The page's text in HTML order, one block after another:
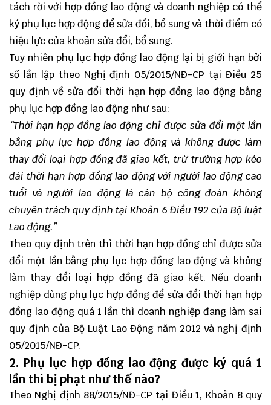
tách rời với hợp đồng lao động và doanh nghiệp có thể
ký phụ lục hợp động để sửa đổi, bổ sung và thời điểm có
hiệu lực của khoản sửa đổi, bổ sung.
Tuy nhiên phụ lục hợp đồng lao động lại bị giới hạn bởi
số lần lập theo Nghị định 05/2015/NĐ-CP tại Điều 25
quy định về sửa đổi thời hạn hợp đồng lao động bằng
phụ lục hợp đồng lao động như sau:
“Thời hạn hợp đồng lao động chỉ được sửa đổi một lần
bằng phụ lục hợp đồng lao động và không được làm
thay đổi loại hợp đồng đã giao kết, trừ trường hợp kéo
dài thời hạn hợp đồng lao động với người lao động cao
tuổi và người lao động là cán bộ công đoàn không
chuyên trách quy định tại Khoản 6 Điều 192 của Bộ luật
Lao động.”
Theo quy định trên thì thời hạn hợp đồng chỉ được sửa
đổi một lần bằng phụ lục hợp đồng lao động và không
làm thay đổi loại hợp đồng đã giao kết. Nếu doanh
nghiệp dùng phụ lục hợp đồng để sửa đổi thời hạn hợp
đồng lao động quá 1 lần thì doanh nghiệp đang làm sai
quy định của Bộ Luật Lao Động năm 2012 và nghị định
05/2015/NĐ-CP.
2. Phụ lục hợp đồng lao động được ký quá 1
lần thì bị phạt như thế nào?
Theo Nghị định 88/2015/NĐ-CP tại Điều 1, Khoản 8 quy